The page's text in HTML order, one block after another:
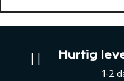
Hurtig
1-2